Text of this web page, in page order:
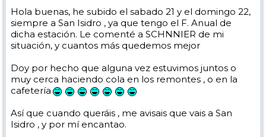
Hola buenas, he subido el sabado 21 y el domingo 22,
siempre a San Isidro , ya que tengo el F. Anual de
dicha estación. Le comenté a SCHNNIER de mi
situación, y cuantos más quedemos mejor
Doy por hecho que alguna vez estuvimos juntos o
muy cerca haciendo cola en los remontes , o en la
cafetería
Así que cuando queráis , me avisais que vais a San
Isidro , y por mí encantao.